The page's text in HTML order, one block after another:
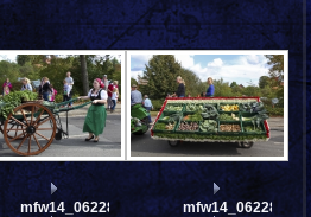
mfw14_062284
mfw14_062282